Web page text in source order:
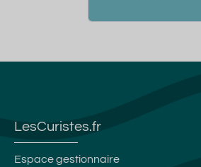
LesCuristes.fr
Espace gestionnaire